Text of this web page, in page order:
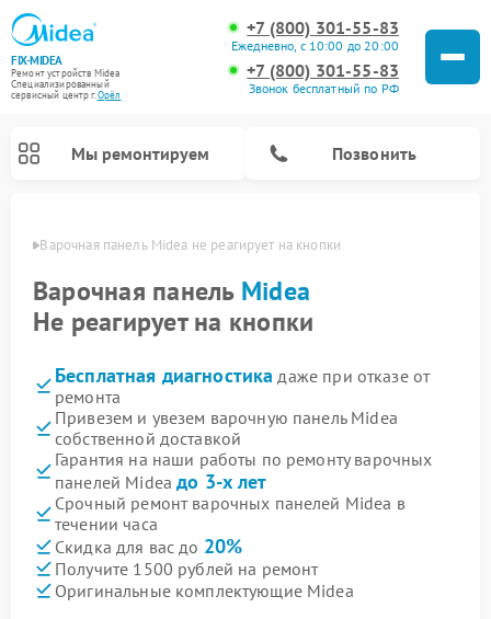
FIX-MIDEA
Ремонт устройств Midea
Специализированный
cервисный центр г.Орёл
+7 (800) 301-55-83
Ежедневно, с 10:00 до 20:00
+7 (800) 301-55-83
Звонок бесплатный по РФ
Мы ремонтируем Позвонить
Варочная панель Midea не реагирует на кнопки
Варочная панель Midea
Не реагирует на кнопки
Бесплатная диагностика даже при отказе от
ремонта
Привезем и увезем варочную панель Midea
собственной доставкой
Гарантия на наши работы по ремонту варочных
панелей Mideaдо 3-х лет
Срочный ремонт варочных панелей Midea в
течении часа
Скидка для вас до 20%
Получите 1500 рублей на ремонт
Оригинальные комплектующие Midea